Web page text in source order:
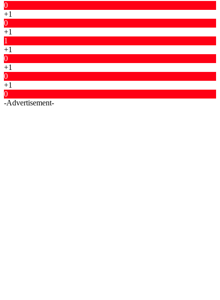
0
+1
0
+1
1
+1
0
+1
0
+1
0
-Advertisement-